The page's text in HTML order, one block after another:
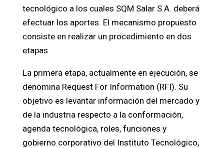
tecnológico a los cuales SQM Salar S.A. deberá
efectuar los aportes. El mecanismo propuesto
consiste en realizar un procedimiento en dos
etapas.
La primera etapa, actualmente en ejecución, se
denomina Request For Information (RFI). Su
objetivo es levantar información del mercado y
de la industria respecto a la conformación,
agenda tecnológica, roles, funciones y
gobierno corporativo del Instituto Tecnológico,